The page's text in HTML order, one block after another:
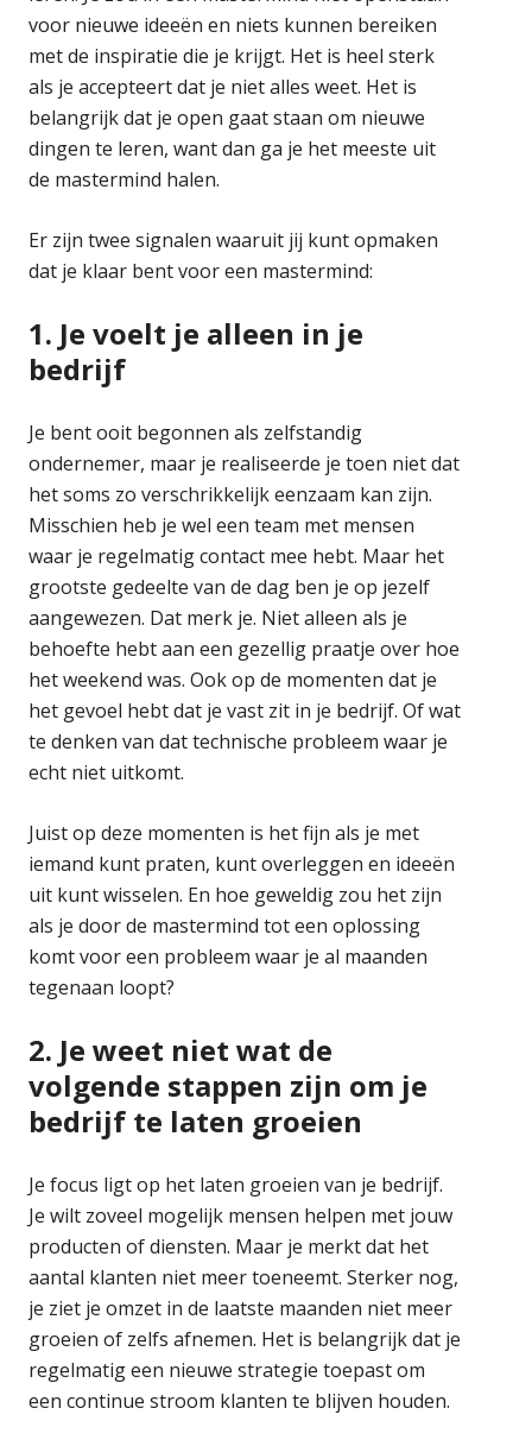
voor nieuwe ideeën en niets kunnen bereiken
met de inspiratie die je krijgt. Het is heel sterk
als je accepteert dat je niet alles weet. Het is
belangrijk dat je open gaat staan om nieuwe
dingen te leren, want dan ga je het meeste uit
de mastermind halen.
Er zijn twee signalen waaruit jij kunt opmaken
dat je klaar bent voor een mastermind:
1. Je voelt je alleen in je
bedrijf
Je bent ooit begonnen als zelfstandig
ondernemer, maar je realiseerde je toen niet dat
het soms zo verschrikkelijk eenzaam kan zijn.
Misschien heb je wel een team met mensen
waar je regelmatig contact mee hebt. Maar het
grootste gedeelte van de dag ben je op jezelf
aangewezen. Dat merk je. Niet alleen als je
behoefte hebt aan een gezellig praatje over hoe
het weekend was. Ook op de momenten dat je
het gevoel hebt dat je vast zit in je bedrijf. Of wat
te denken van dat technische probleem waar je
echt niet uitkomt.
Juist op deze momenten is het fijn als je met
iemand kunt praten, kunt overleggen en ideeën
uit kunt wisselen. En hoe geweldig zou het zijn
als je door de mastermind tot een oplossing
komt voor een probleem waar je al maanden
tegenaan loopt?
2. Je weet niet wat de
volgende stappen zijn om je
bedrijf te laten groeien
Je focus ligt op het laten groeien van je bedrijf.
Je wilt zoveel mogelijk mensen helpen met jouw
producten of diensten. Maar je merkt dat het
aantal klanten niet meer toeneemt. Sterker nog,
je ziet je omzet in de laatste maanden niet meer
groeien of zelfs afnemen. Het is belangrijk dat je
regelmatig een nieuwe strategie toepast om
een continue stroom klanten te blijven houden.